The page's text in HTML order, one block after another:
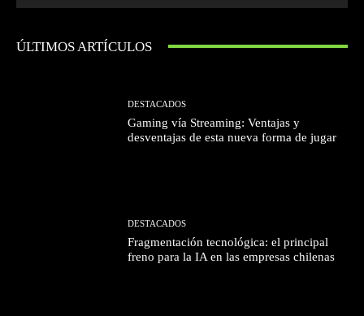
ÚLTIMOS ARTÍCULOS
DESTACADOS
Gaming vía Streaming: Ventajas y
desventajas de esta nueva forma de jugar
DESTACADOS
Fragmentación tecnológica: el principal
freno para la IA en las empresas chilenas